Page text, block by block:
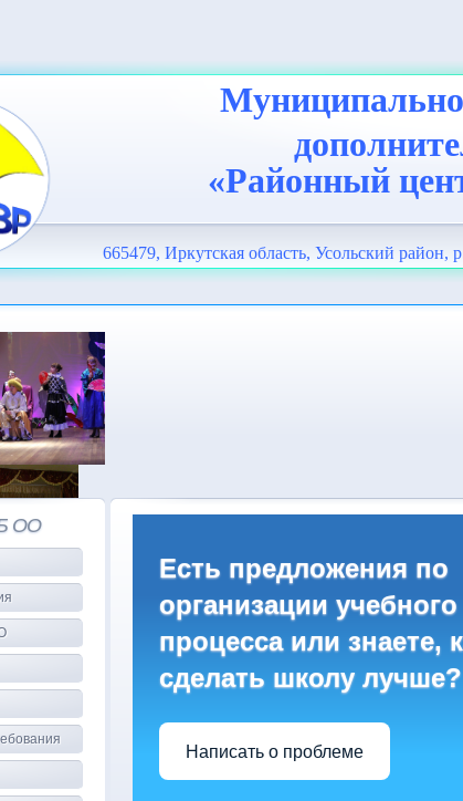
«Районный
665479, Иркутская область, Усольский район,
Есть предложения по
организации учебного
процесса или знаете,
сделать школу лучше?
Написать о проблеме
ОО